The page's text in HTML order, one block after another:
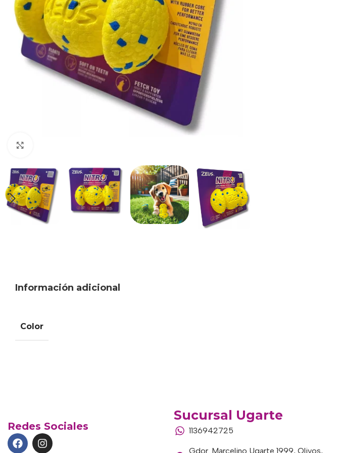
Información adicional
Color
Redes Sociales
Sucursal Ugarte
1136942725
Gdor. Marcelino Ugarte 1999, Olivos,